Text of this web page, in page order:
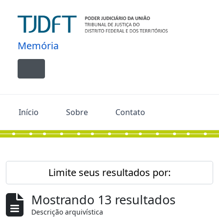
Memória
Toggle navigation
Início Sobre Contato
Limite seus resultados por:
Mostrando 13 resultados
Descrição arquivística